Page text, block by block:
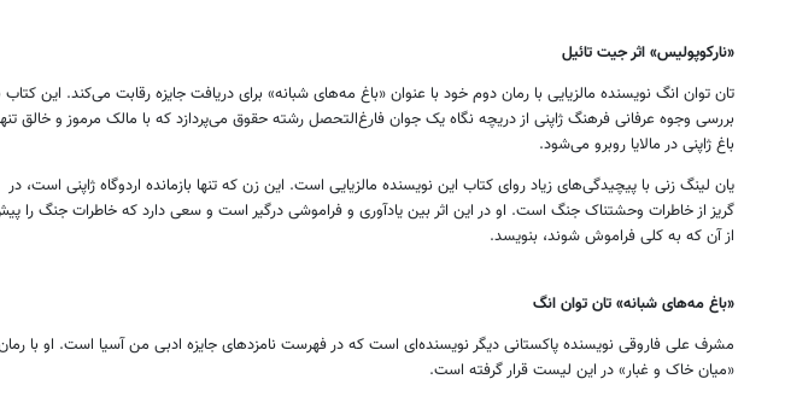
«نارکوپولیس» اثر جیت تائیل
تان توان انگ نویسنده مالزیایی با رمان دوم‌ خود با عنوان «باغ مه‌های شبانه» برای دریافت جایزه رقابت می‌کند. این کتاب
بررسی وجوه عرفانی فرهنگ ژاپنی از دریچه نگاه یک جوان فارغ‌التحصل رشته حقوق می‌پردازد که با مالک مرموز و خالق
باغ ژاپنی در مالایا روبرو می‌شود.
یان لینگ زنی با پیچیدگی‌های زیاد روای کتاب این نویسنده مالزیایی است. این زن که تنها بازمانده اردوگاه ژاپنی است، در
گریز از خاطرات وحشتناک جنگ است. او در این اثر بین یادآوری و فراموشی درگیر است و سعی دارد که خاطرات جنگ را
از آن که به کلی فراموش شوند، بنویسد.
«باغ مه‌های شبانه» تان توان انگ
مشرف علی فاروقی نویسنده پاکستانی دیگر نویسنده‌ای است که در فهرست نامزدهای جایزه ادبی من آسیا است. او با
«میان خاک و غبار» در این لیست قرار گرفته است.